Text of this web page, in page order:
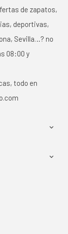
de zapatos,
deportivas,
Sevilla…? no
08:00 y
todo en

